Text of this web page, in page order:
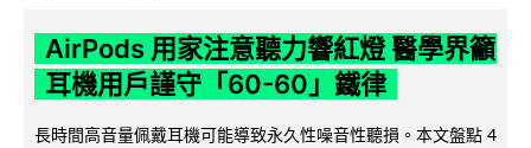
AirPods 用家注意聽力響紅燈 醫學界籲
耳機用戶謹守「60-60」鐵律
長時間高音量佩戴耳機可能導致永久性噪音性聽損。本文盤點 4